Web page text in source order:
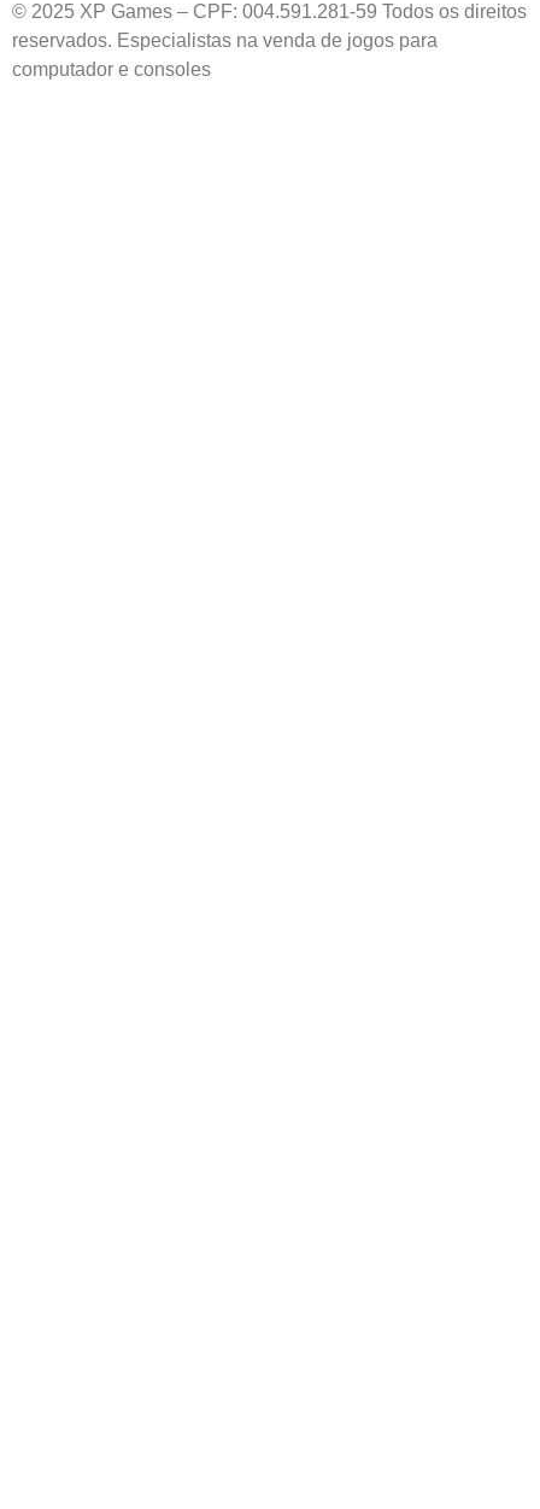
© 2025 XP Games – CPF: 004.591.281-59 Todos os direitos
reservados. Especialistas na venda de jogos para
computador e consoles